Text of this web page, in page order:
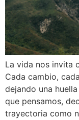
La vida nos invita
Cada cambio,
dejando una
que pensamos,
trayectoria como